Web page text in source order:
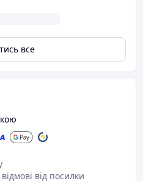
Дисплей для телефону
все
від посилки